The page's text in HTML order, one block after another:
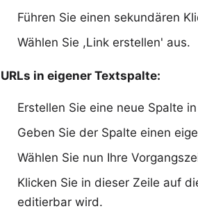
Führen Sie einen sekundären
Wählen Sie ,Link erstellen' aus.
URLs in eigener Textspalte:
Erstellen Sie eine neue Spalte
Geben Sie der Spalte einen
Wählen Sie nun Ihre
Klicken Sie in dieser Zeile auf
editierbar wird.